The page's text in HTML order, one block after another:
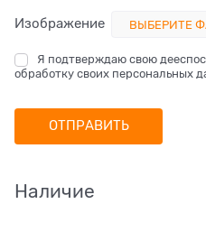
Изображение ВЫБЕРИТЕ
Я подтверждаю свою
обработку своих персональных
Наличие